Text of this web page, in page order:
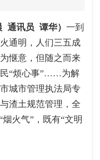
通讯员 谭华） 一到
通明，人们三五成
惬意，但随之而来
民“烦心事”……为解
城市管理执法局专
渣土规范管理，全
火气”，既有“文明